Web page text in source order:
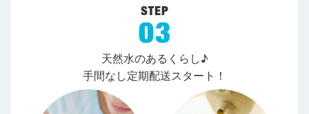
天然水のあるくらし♪
手間なし定期配送スタート！